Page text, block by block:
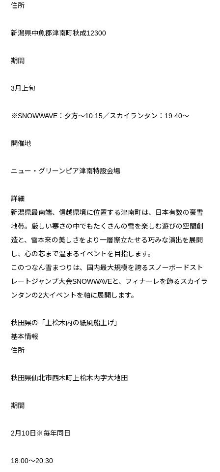
住所
新潟県中魚郡津南町秋成12300
期間
3月上旬
※SNOWWAVE：夕方～10:15／スカイランタン：19:40～
開催地
ニュー・グリーンピア津南特設会場
詳細
新潟県最南端、信越県境に位置する津南町は、日本有数の豪雪
地帯。厳しい寒さの中でもたくさんの雪を楽しむ遊びの空間創
造と、雪本来の美しさをより一層際立たせる巧みな演出を展開
し、心の芯まで温まるイベントを目指します。
このつなん雪まつりは、国内最大規模を誇るスノーボードスト
レートジャンプ大会SNOWWAVEと、フィナーレを飾るスカイラ
ンタンの2大イベントを軸に展開します。
秋田県の「上桧木内の紙風船上げ」
基本情報
住所
秋田県仙北市西木町上桧木内字大地田
期間
2月10日※毎年同日
18:00〜20:30